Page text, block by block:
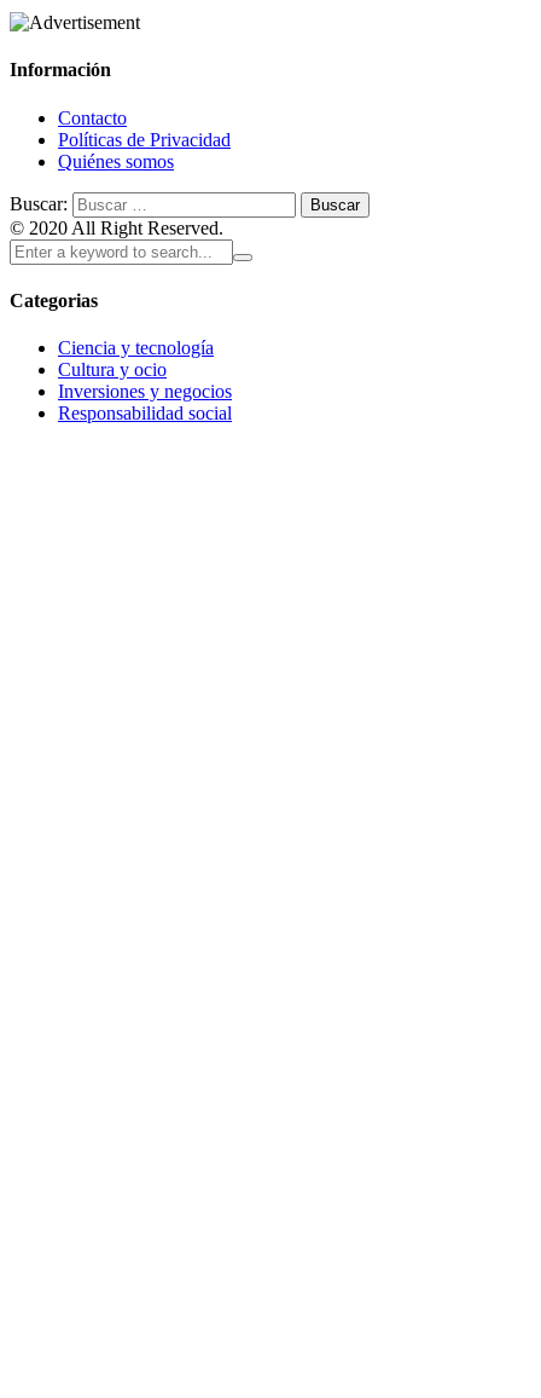
Información
Contacto
Políticas de Privacidad
Quiénes somos
Buscar:
© 2020 All Right Reserved.
Categorias
Ciencia y tecnología
Cultura y ocio
Inversiones y negocios
Responsabilidad social